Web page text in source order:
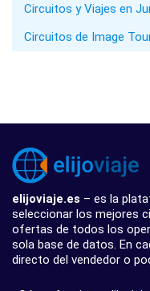
Circuitos y Viajes en
Circuitos de Image
elijoviaje.es – es la
seleccionar los mejores
ofertas de todos los
sola base de datos. En
directo del vendedor o